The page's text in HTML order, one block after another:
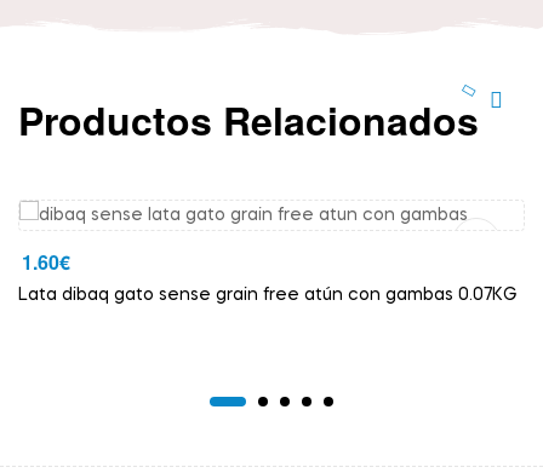
Productos Relacionados
1.60€
Lata dibaq gato sense grain free atún con gambas 0.07KG